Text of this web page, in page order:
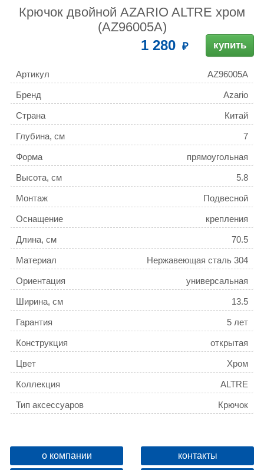
Крючок двойной AZARIO ALTRE хром
(AZ96005A)
1 280 купить
Артикул AZ96005A
Бренд Azario
Страна Китай
Глубина, см 7
Форма прямоугольная
Высота, см 5.8
Монтаж Подвесной
Оснащение крепления
Длина, см 70.5
Материал Нержавеющая сталь 304
Ориентация универсальная
Ширина, см 13.5
Гарантия 5 лет
Конструкция открытая
Цвет Хром
Коллекция ALTRE
Тип аксессуаров Крючок
Название товара
Крючок двойной AZARIO
ALTRE хром (AZ96005A)
ID
136680
о компании контакты